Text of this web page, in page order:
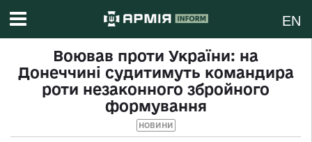
EN
Воював проти України: на
Донеччині судитимуть командира
роти незаконного збройного
формування
НОВИНИ